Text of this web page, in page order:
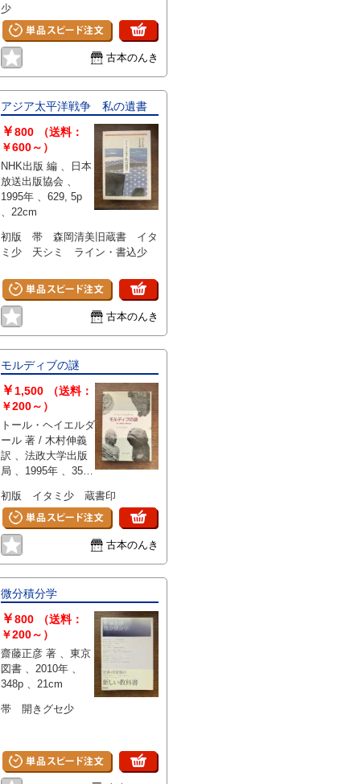
少
古本のんき
アジア太平洋戦争 私の遺書
￥800
（送料：
￥600～）
NHK出版 編 、日本
放送出版協会 、
1995年 、629, 5p
、22cm
初版 帯 森岡清美旧蔵書 イタ
ミ少 天シミ ライン・書込少
古本のんき
モルディブの謎
￥ 1,500
（送料：
￥200～）
トール・ヘイエルダ
ール 著 / 木村伸義
訳 、法政大学出版
局 、1995年 、354,
22cm
初版 イタミ少 蔵書印
古本のんき
微分積分学
￥800
（送料：
￥200～）
齋藤正彦 著 、東京
図書 、2010年 、
348p 、21cm
帯 開きグセ少